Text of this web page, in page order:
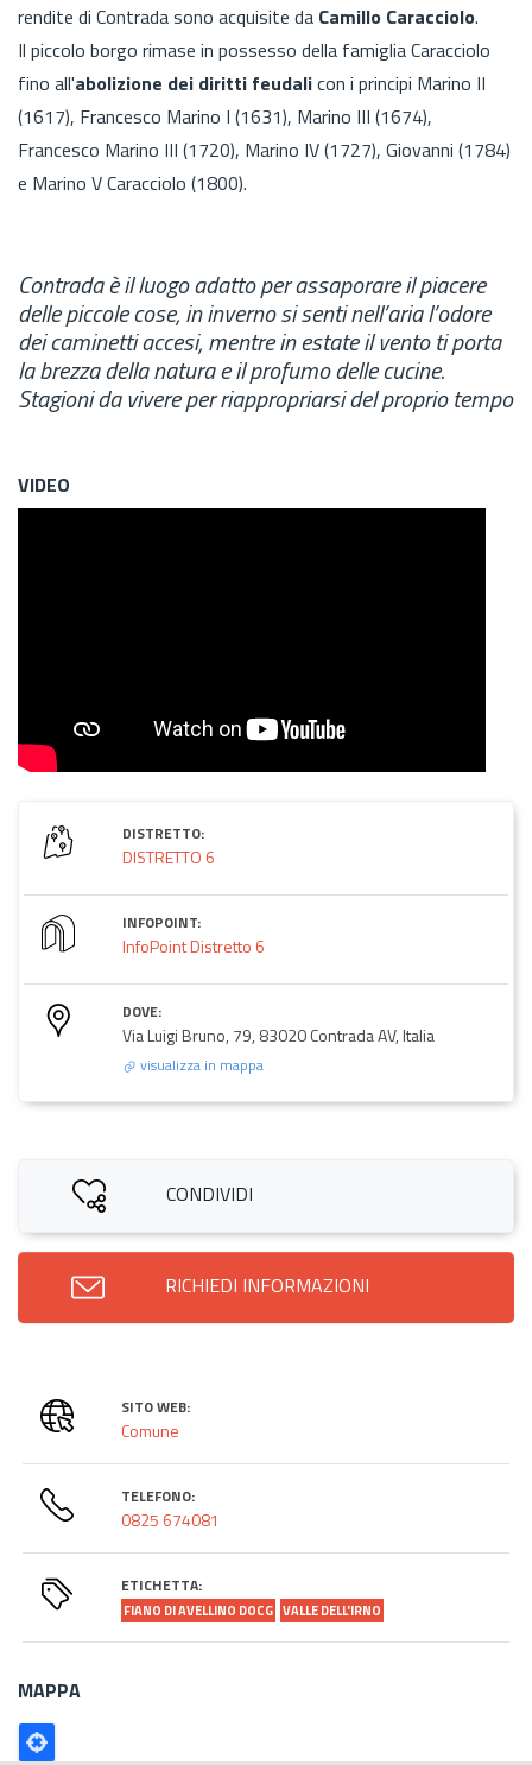
rendite di Contrada sono acquisite da Camillo Caracciolo.
Il piccolo borgo rimase in possesso della famiglia Caracciolo
fino all'abolizione dei diritti feudalicon i principi Marino II
(1617), Francesco Marino I (1631), Marino III (1674),
Francesco Marino III (1720), Marino IV (1727), Giovanni (1784)
e Marino V Caracciolo (1800).
Contrada è il luogo adatto per assaporare il piacere
delle piccole cose, in inverno si senti nell’aria l’odore
dei caminetti accesi, mentre in estate il vento ti porta
la brezza della natura e il profumo delle cucine.
Stagioni da vivere per riappropriarsi del proprio tempo
VIDEO
DISTRETTO:
DISTRETTO 6
INFOPOINT:
InfoPoint Distretto 6
DOVE:
Via Luigi Bruno, 79, 83020 Contrada AV, Italia
visualizza in mappa
CONDIVIDI
RICHIEDI INFORMAZIONI
SITO WEB:
Comune
TELEFONO:
0825 674081
ETICHETTA:
FIANO DI AVELLINO DOCG VALLE DELL'IRNO
MAPPA
Poligono